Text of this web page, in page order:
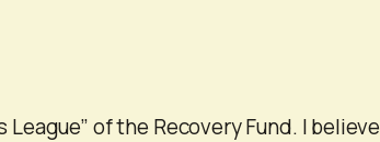
of the Recovery Fund. I